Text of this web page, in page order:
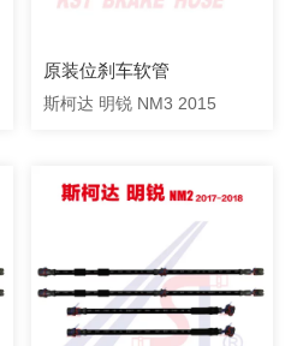
原装位刹车软管
斯柯达 明锐 NM3 2015